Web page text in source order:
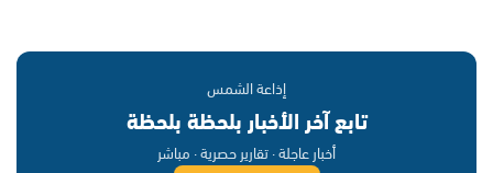
إذاعة الشمس
تابع آخر الأخبار بلحظة بلحظة
أخبار عاجلة · تقارير حصرية · مباشر